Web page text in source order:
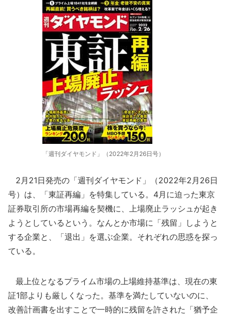
「週刊ダイヤモンド」（2022年2月26日号）
2月21日発売の「週刊ダイヤモンド」（2022年2月26日
号）は、「東証再編」を特集している。4月に迫った東京
証券取引所の市場再編を契機に、上場廃止ラッシュが起き
ようとしているという。なんとか市場に「残留」しようと
する企業と、「退出」を選ぶ企業。それぞれの思惑を探っ
ている。
最上位となるプライム市場の上場維持基準は、現在の東
証1部よりも厳しくなった。基準を満たしていないのに、
改善計画書を出すことで一時的に残留を許された「猶予企